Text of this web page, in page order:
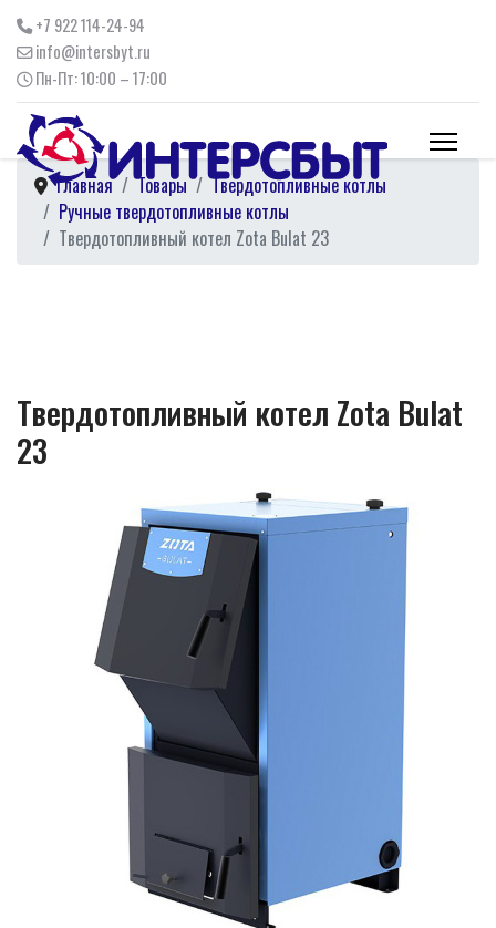
+7 922 114-24-94
info@intersbyt.ru
Пн-Пт: 10:00 – 17:00
Главная Товары
Твердотопливные котлы
Ручные твердотопливные котлы
Твердотопливный котел Zota Bulat 23
Твердотопливный котел Zota Bulat
23